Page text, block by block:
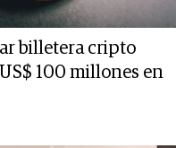
billetera cripto
100 millones en